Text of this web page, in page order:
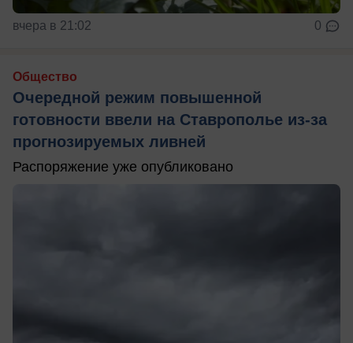
вчера в 21:02 0
Общество
Очередной режим повышенной
готовности ввели на Ставрополье из-за
прогнозируемых ливней
Распоряжение уже опубликовано